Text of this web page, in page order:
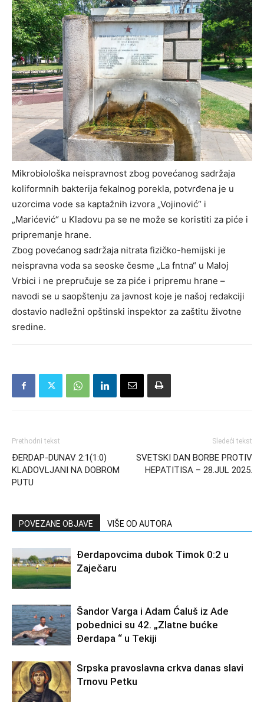
Mikrobiološka neispravnost zbog povećanog sadržaja
koliformnih bakterija fekalnog porekla, potvrđena je u
uzorcima vode sa kaptažnih izvora „Vojinović“ i
„Marićević“ u Kladovu pa se ne može se koristiti za piće i
pripremanje hrane.
Zbog povećanog sadržaja nitrata fizičko-hemijski je
neispravna voda sa seoske česme „La fntna“ u Maloj
Vrbici i ne prepručuje se za piće i pripremu hrane –
navodi se u saopštenju za javnost koje je našoj redakciji
dostavio nadležni opštinski inspektor za zaštitu životne
sredine.
Prethodni tekst
ĐERDAP-DUNAV 2:1(1:0)
KLADOVLJANI NA DOBROM
PUTU
Sledeći tekst
SVETSKI DAN BORBE PROTIV
HEPATITISA – 28.JUL 2025.
POVEZANE OBJAVE VIŠE OD AUTORA
Đerdapovcima dubok Timok 0:2 u
Zaječaru
Šandor Varga i Adam Ćaluš iz Ade
pobednici su 42. „Zlatne bućke
Đerdapa “ u Tekiji
Srpska pravoslavna crkva danas slavi
Trnovu Petku